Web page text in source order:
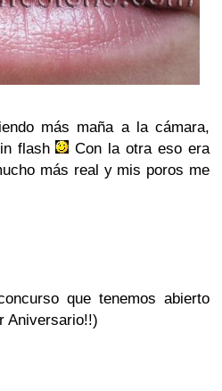
más maña a la cámara,
flash
Con la otra eso era
más real y mis poros me
que tenemos abierto
Aniversario!!)